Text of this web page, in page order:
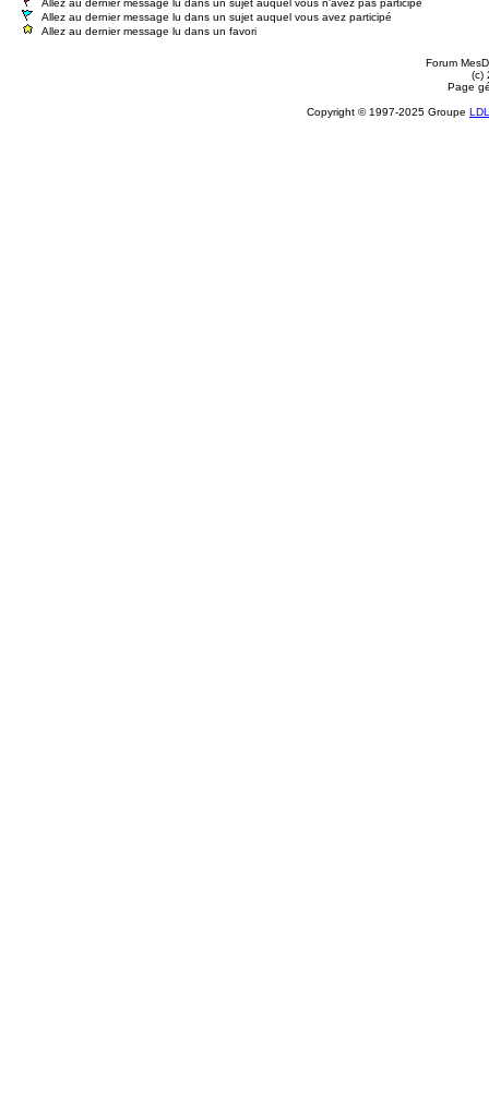
Allez au dernier message lu dans un sujet auquel vous n'avez pas participé
Allez au dernier message lu dans un sujet auquel vous avez participé
Allez au dernier message lu dans un favori
Forum
(c)
Page
Copyright © 1997-2025 Groupe